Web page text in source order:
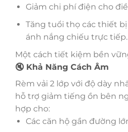
Giảm chi phí điện cho
Tăng tuổi thọ các thiết
ánh nắng chiếu trực tiếp.
Một cách tiết kiệm bền
🔇 Khả Năng Cách Âm
Rèm vải 2 lớp với độ dày
hỗ trợ giảm tiếng ồn bên
hợp cho:
Các căn hộ gần đường